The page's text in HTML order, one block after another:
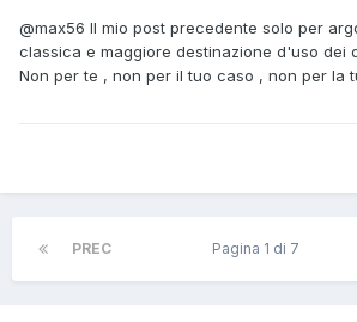
@max56 Il mio post precedente solo per
classica e maggiore destinazione d'uso dei
Non per te , non per il tuo caso , non per la
PREC Pagina 1 di 7